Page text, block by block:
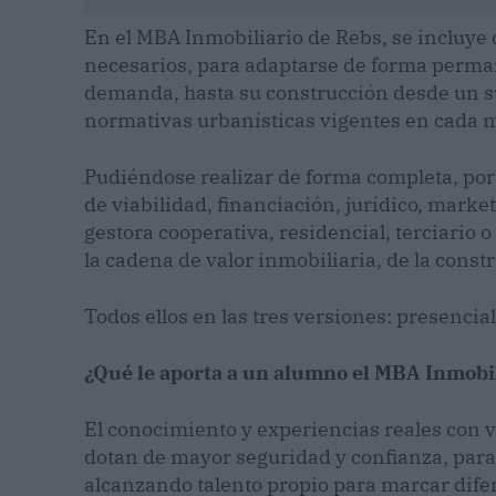
En el MBA Inmobiliario de Rebs, se
necesarios, para adaptarse de forma
demanda, hasta su construcción desde un
normativas urbanísticas vigentes en cada
Pudiéndose realizar de forma completa,
de viabilidad, financiación, jurídico,
gestora cooperativa, residencial, terciario o
la cadena de valor inmobiliaria, de la
Todos ellos en las tres versiones:
¿Qué le aporta a un alumno el MBA
El conocimiento y experiencias reales con
dotan de mayor seguridad y confianza,
alcanzando talento propio para marcar